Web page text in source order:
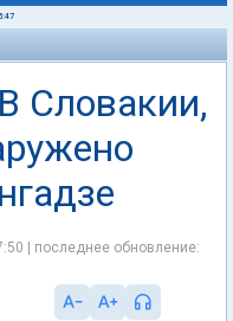
Словакии,
| последнее обновление: